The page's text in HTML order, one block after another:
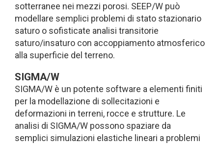
sotterranee nei mezzi porosi. SEEP/W può
modellare semplici problemi di stato stazionario
saturo o sofisticate analisi transitorie
saturo/insaturo con accoppiamento atmosferico
alla superficie del terreno.
SIGMA/W
SIGMA/W è un potente software a elementi finiti
per la modellazione di sollecitazioni e
deformazioni in terreni, rocce e strutture. Le
analisi di SIGMA/W possono spaziare da
semplici simulazioni elastiche lineari a problemi